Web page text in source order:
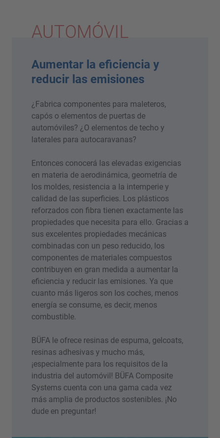
AUTOMÓVIL
Aumentar la eficiencia y
reducir las emisiones
¿Fabrica componentes para maleteros,
capós o elementos de puertas de
automóviles? ¿O elementos de techo y
laterales para autocaravanas?
Entonces conocerá las elevadas exigencias
en materia de aerodinámica, geometría de
los moldes, resistencia a la intemperie y
calidad de las superficies. Los plásticos
reforzados con fibra tienen exactamente las
propiedades que necesita para ello. Gracias a
sus excelentes propiedades mecánicas
combinadas con un peso reducido, los
componentes de materiales compuestos
contribuyen en gran medida a aumentar la
eficiencia y reducir las emisiones. Ya que
cuanto más ligeros son los coches, menos
energía se consume, es decir, menos
combustible.
BÜFA le ofrece resinas de espuma, gelcoats,
resinas adhesivas y mucho más,
¡especialmente para los requisitos de la
industria del automóvil! BÜFA Composite
Systems cuenta con una gama cada vez
más amplia de productos sostenibles. ¡No
dude en preguntar!